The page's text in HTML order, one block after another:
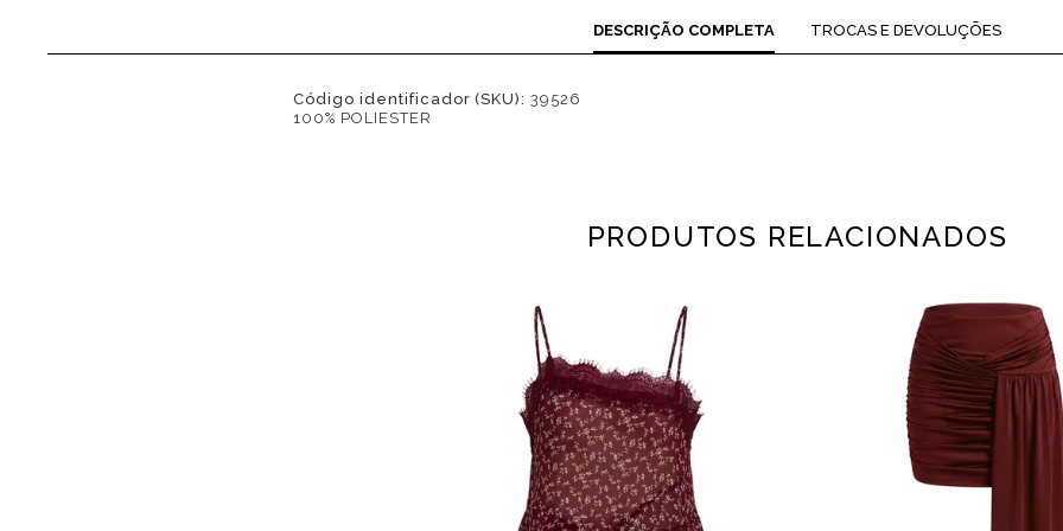
DESCRIÇÃO COMPLETA TROCAS E DEVOLUÇÕES
Código identificador (SKU): 39526
100% POLIESTER
PRODUTOS RELACIONADOS